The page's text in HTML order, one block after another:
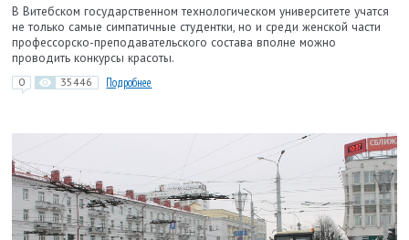
В Витебском государственном технологическом университете учатся
не только самые симпатичные студентки, но и среди женской части
профессорско-преподаватель­ского состава вполне можно
проводить конкурсы красоты.
0 35446 Подробнее